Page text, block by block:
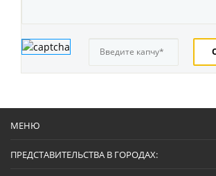
МЕНЮ
ПРЕДСТАВИТЕЛЬСТВА В ГОРОДАХ: